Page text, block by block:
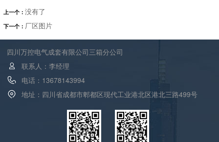
上一个： 没有了
下一个： 厂区图片
四川万控电气成套有限公司三箱分公司
联系人：李经理
电话：13678143994
地址：四川省成都市郫都区现代工业港北区港北三路499号